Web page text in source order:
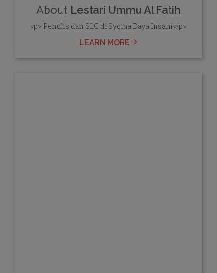
About Lestari Ummu Al Fatih
<p> Penulis dan SLC di Sygma Daya Insani</p>
LEARN MORE